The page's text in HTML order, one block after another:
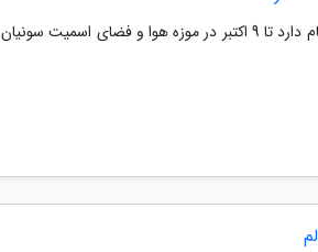
این نمایشگاه که ناسا- هنر: 50 سال اکتشاف نام دارد تا 9 اکتبر در موزه هوا و فضای اسمیت سونیان